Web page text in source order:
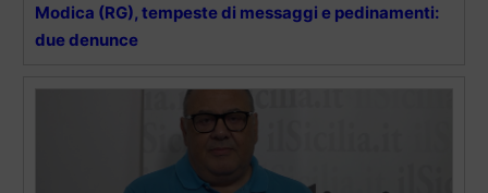
Modica (RG), tempeste di messaggi e pedinamenti:
due denunce